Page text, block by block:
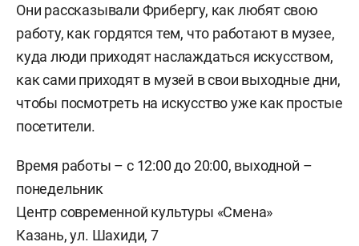
Они рассказывали Фрибергу, как любят свою
работу, как гордятся тем, что работают в музее,
куда люди приходят наслаждаться искусством,
как сами приходят в музей в свои выходные дни,
чтобы посмотреть на искусство уже как простые
посетители.
Время работы – с 12:00 до 20:00, выходной –
понедельник
Центр современной культуры «Смена»
Казань, ул. Шахиди, 7